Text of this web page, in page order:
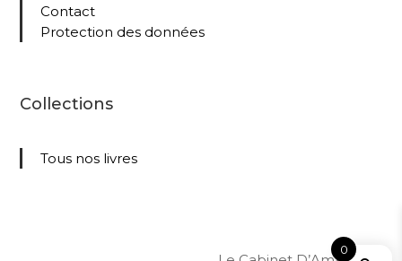
Contact
Protection des données
Collections
Tous nos livres
0